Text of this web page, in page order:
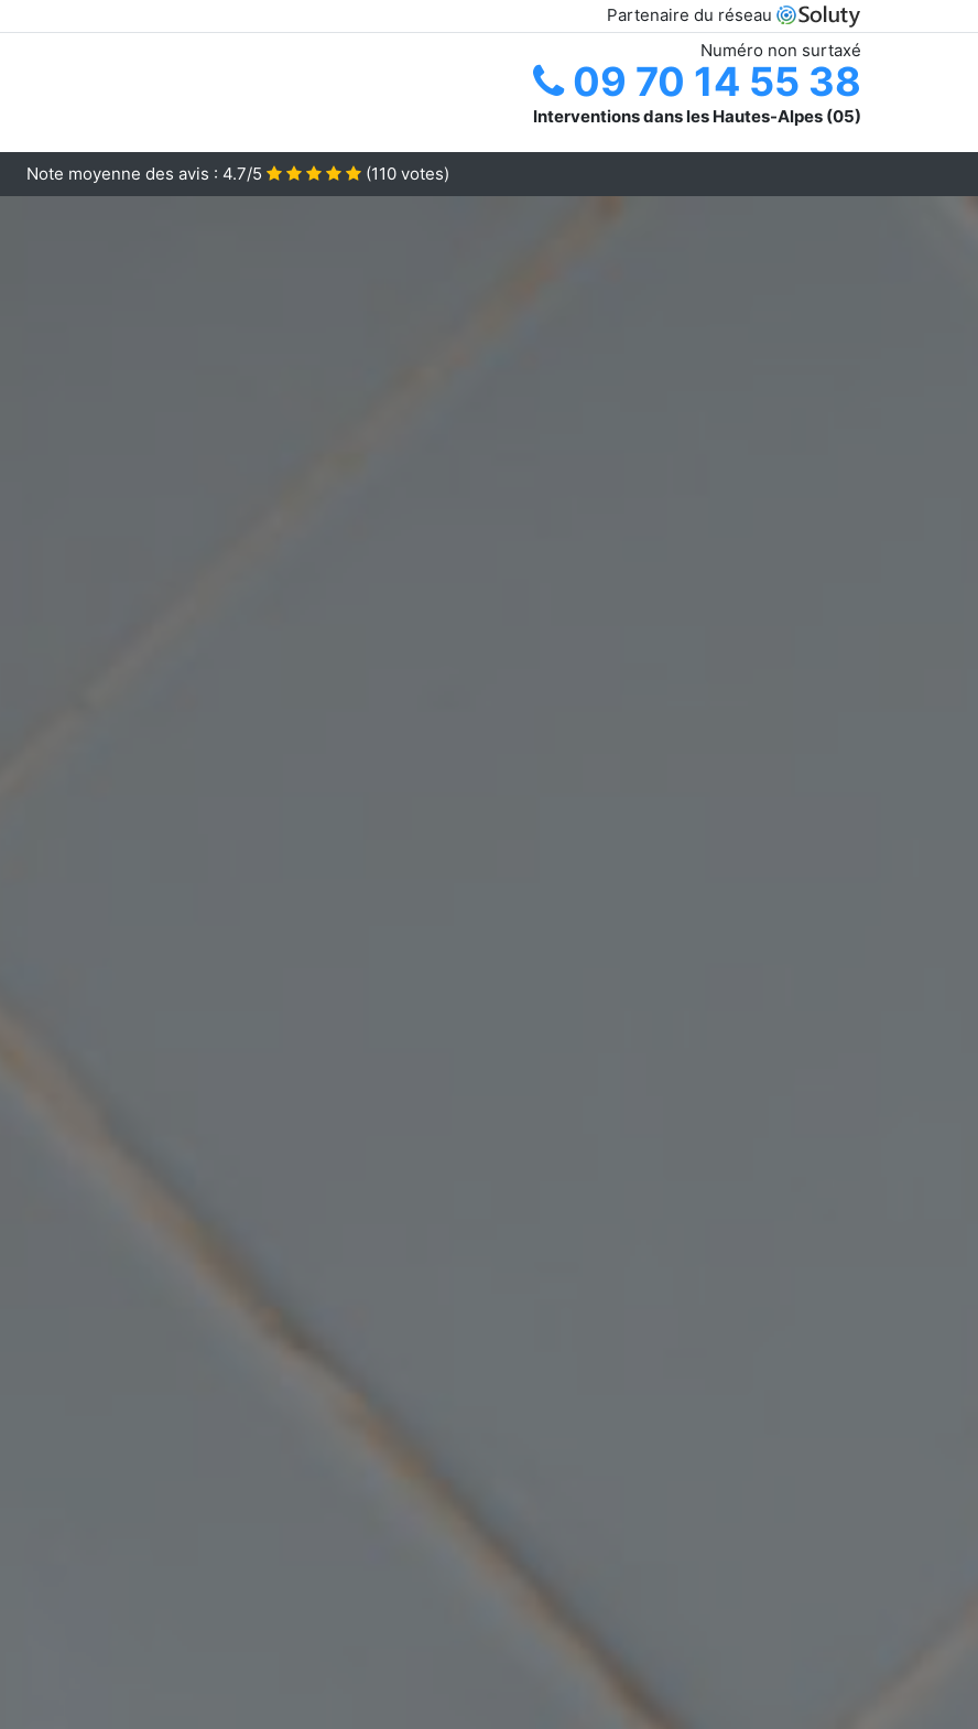
Partenaire du réseau
Numéro non surtaxé
09 70 14 55 38
Interventions dans les Hautes-Alpes (05)
Note moyenne des avis : 4.7/5 (110 votes)